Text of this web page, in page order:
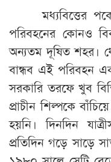
মধ্যবিত্তের
পরিবহনের কোনও
অন্যতম দূষিত শহর।
বান্ধব এই পরিবহন
সরকারি তরফে খুব
প্রাচীন শিল্পকে
হয়নি। দিনদিন
প্রতিদিন গড়ে সাড়ে